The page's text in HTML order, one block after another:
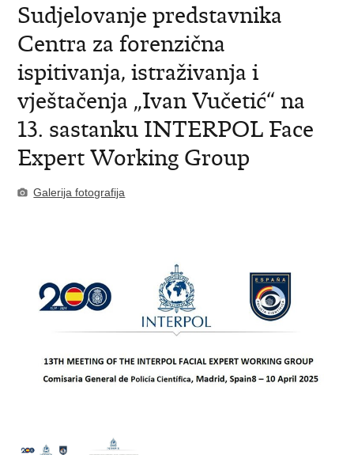
Sudjelovanje predstavnika
Centra za forenzična
ispitivanja, istraživanja i
vještačenja „Ivan Vučetić“ na
13. sastanku INTERPOL Face
Expert Working Group
Galerija fotografija